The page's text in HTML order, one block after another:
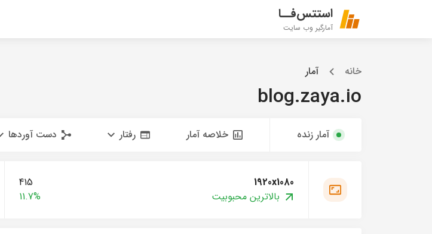
استتس‌فــا
آمارگیر وب سایت
خانه آمار
blog.zaya.io
آمار زنده خلاصه آمار رفتار دست آوردها
1920x1080
415
بالاترین محبوبیت
11.7%